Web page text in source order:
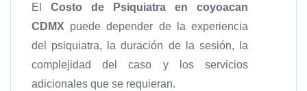
El Costo de Psiquiatra en coyoacan
CDMX puede depender de la experiencia
del psiquiatra, la duración de la sesión, la
complejidad del caso y los servicios
adicionales que se requieran.